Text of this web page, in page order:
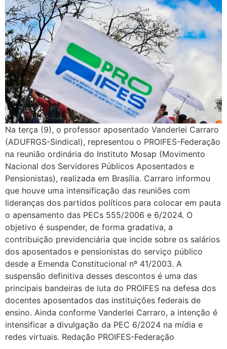
Na terça (9), o professor aposentado Vanderlei Carraro
(ADUFRGS-Sindical), representou o PROIFES-Federação
na reunião ordinária do Instituto Mosap (Movimento
Nacional dos Servidores Públicos Aposentados e
Pensionistas), realizada em Brasília. Carraro informou
que houve uma intensificação das reuniões com
lideranças dos partidos políticos para colocar em pauta
o apensamento das PECs 555/2006 e 6/2024. O
objetivo é suspender, de forma gradativa, a
contribuição previdenciária que incide sobre os salários
dos aposentados e pensionistas do serviço público
desde a Emenda Constitucional nº 41/2003. A
suspensão definitiva desses descontos é uma das
principais bandeiras de luta do PROIFES na defesa dos
docentes aposentados das instituições federais de
ensino. Ainda conforme Vanderlei Carraro, a intenção é
intensificar a divulgação da PEC 6/2024 na mídia e
redes virtuais. Redação PROIFES-Federação